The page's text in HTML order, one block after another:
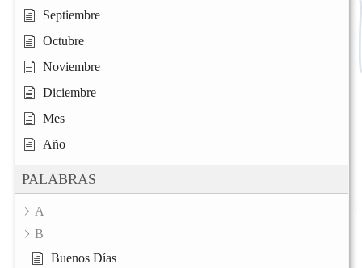
Septiembre
Octubre
Noviembre
Diciembre
Mes
Año
PALABRAS
A
B
Buenos Días